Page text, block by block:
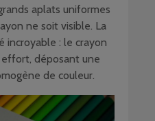
aplats uniformes
ne soit visible. La
incroyable : le crayon
effort, déposant une
de couleur.